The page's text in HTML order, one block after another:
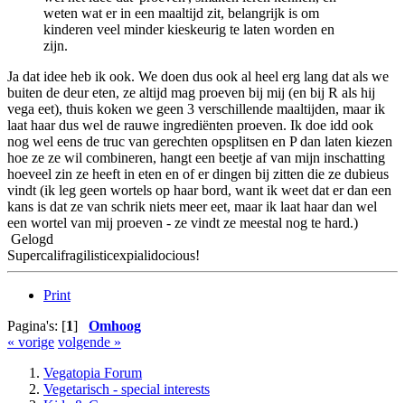
weten wat er in een maaltijd zit, belangrijk is om
kinderen veel minder kieskeurig te laten worden en
zijn.
Ja dat idee heb ik ook. We doen dus ook al heel erg lang dat als we
buiten de deur eten, ze altijd mag proeven bij mij (en bij R als hij
vega eet), thuis koken we geen 3 verschillende maaltijden, maar ik
laat haar dus wel de rauwe ingrediënten proeven. Ik doe idd ook
nog wel eens de truc van gerechten opsplitsen en P dan laten kiezen
hoe ze ze wil combineren, hangt een beetje af van mijn inschatting
hoeveel zin ze heeft in eten en of er dingen bij zitten die ze dubieus
vindt (ik leg geen wortels op haar bord, want ik weet dat er dan een
kans is dat ze van schrik niets meer eet, maar ik laat haar dan wel
een wortel van mij proeven - ze vindt ze meestal nog te hard.)
Gelogd
Supercalifragilisticexpialidocious!
Print
Pagina's: [1] Omhoog
« vorige volgende »
Vegatopia Forum
Vegetarisch - special interests